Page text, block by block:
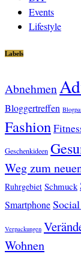
Events
Lifestyle
Labels
Abnehmen
Bloggertreffen
Fashion
Geschenkideen
Weg zum
Ruhrgebiet Schmuck
Smartphone
Verpackungen
Wohnen